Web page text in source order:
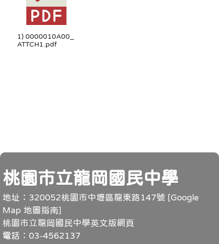
1) 0000010A00_
ATTCH1.pdf
頁尾
桃園市立龍岡國民中學
地址：320052桃園市中壢區龍東路147號 [Google
Map 地圖指南]
桃園市立龍岡國民中學英文版網頁
電話：03-4562137